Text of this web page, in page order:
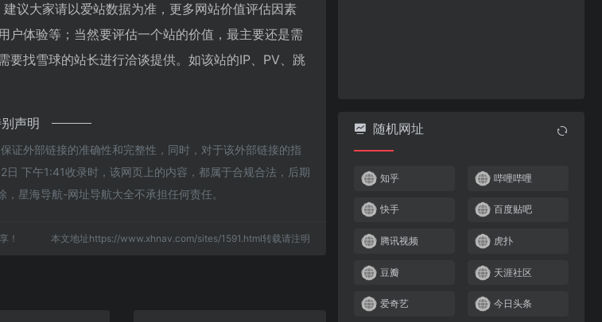
议大家请以爱站数据为准，更多网站价值评估因素
户体验等；当然要评估一个站的价值，最主要还是需
要找雪球的站长进行洽谈提供。如该站的IP、PV、跳
声明
证外部链接的准确性和完整性，同时，对于该外部链接的指
下午1:41收录时，该网页上的内容，都属于合规合法，后期
星海导航-网址导航大全不承担任何责任。
！ 本文地址https://www.xhnav.com/sites/1591.html转载请注明
随机网址
知乎 哔哩哔哩
快手 百度贴吧
腾讯视频 虎扑
豆瓣 天涯社区
爱奇艺 今日头条